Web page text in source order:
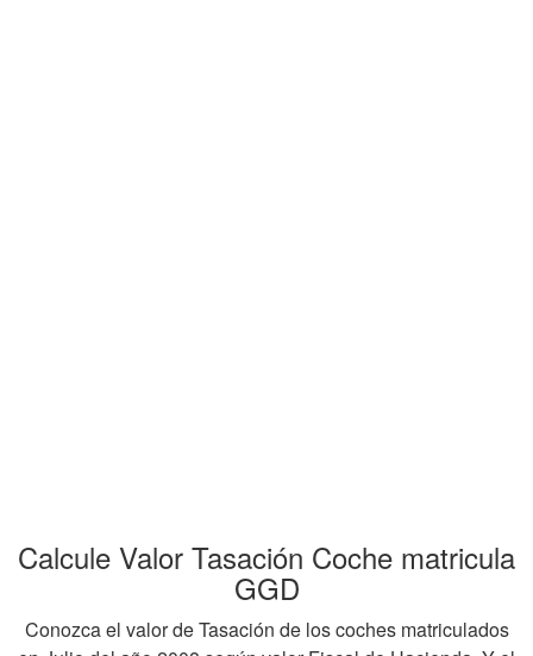
Calcule Valor Tasación Coche matricula
GGD
Conozca el valor de Tasación de los coches matriculados